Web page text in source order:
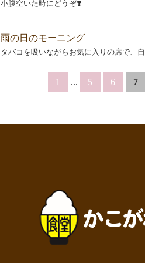
小腹空いた時にどうぞ❣️
雨の日のモーニング
タバコを吸いながらお気に入りの席で、
1 ... 5 6 7